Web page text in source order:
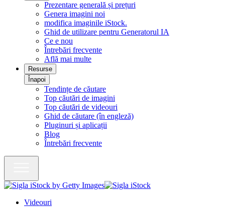
Prezentare generală și prețuri
Genera imagini noi
modifica imaginile iStock.
Ghid de utilizare pentru Generatorul IA
Ce e nou
Întrebări frecvente
Află mai multe
Resurse
Înapoi
Tendințe de căutare
Top căutări de imagini
Top căutări de videouri
Ghid de căutare (în engleză)
Pluginuri și aplicații
Blog
Întrebări frecvente
Videouri